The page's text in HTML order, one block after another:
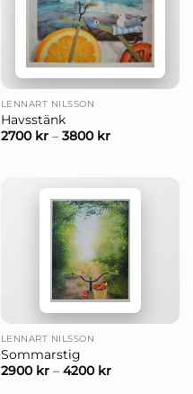
LENNART NILSSON
Havsstänk
2700 kr– 3800 kr
LENNART NILSSON
Sommarstig
2900 kr– 4200 kr